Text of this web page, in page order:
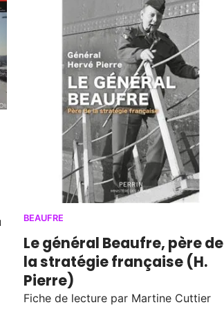
BEAUFRE
Le général Beaufre, père de
la stratégie française (H.
Pierre)
Fiche de lecture par Martine Cuttier